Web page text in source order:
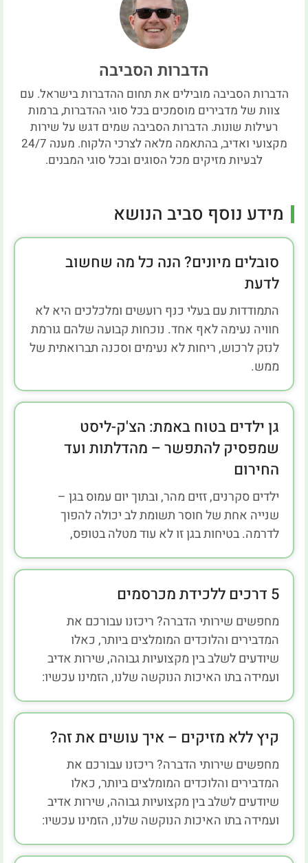
הדברות הסביבה
הדברות הסביבה מובילים את תחום ההדברות בישראל. עם
צוות של מדבירים מוסמכים בכל סוגי ההדברות, ברמות
רעילות שונות. הדברות הסביבה שמים דגש על שירות
מקצועי ואדיב, בהתאמה מלאה לצרכי הלקוח. מענה 24/7
לבעיות מזיקים מכל הסוגים ובכל סוגי המבנים.
מידע נוסף סביב הנושא
סובלים מיונים? הנה כל מה שחשוב
לדעת
התמודדות עם בעלי כנף רועשים ומלכלכים היא לא
חוויה נעימה לאף אחד. נוכחות קבועה שלהם גורמת
לנזק לרכוש, ריחות לא נעימים וסכנה תברואתית של
ממש.
גן ילדים בטוח באמת: הצ'ק-ליסט
שמפסיק להתפשר – מהדלתות ועד
החירום
ילדים סקרנים, זזים מהר, ובתוך יום עמוס בגן –
שנייה אחת של חוסר תשומת לב יכולה להפוך
לדרמה. בטיחות בגן זו לא עוד מטלה בטופס,
5 דרכים ללכידת מכרסמים
מחפשים שירותי הדברה? ריכזנו עבורכם את
המדבירים והלוכדים המומלצים ביותר, כאלו
שיודעים לשלב בין מקצועיות גבוהה, שירות אדיב
ועמידה בתו האיכות הנוקשה שלנו, הזמינו עכשיו:
קיץ ללא מזיקים – איך עושים את זה?
מחפשים שירותי הדברה? ריכזנו עבורכם את
המדבירים והלוכדים המומלצים ביותר, כאלו
שיודעים לשלב בין מקצועיות גבוהה, שירות אדיב
ועמידה בתו האיכות הנוקשה שלנו, הזמינו עכשיו: